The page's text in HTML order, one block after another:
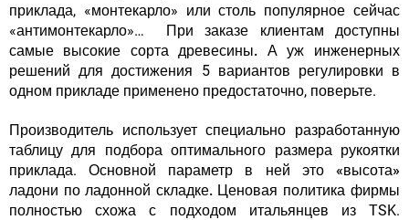
приклада, «монтекарло» или столь популярное сейчас
«антимонтекарло»… При заказе клиентам доступны
самые высокие сорта древесины. А уж инженерных
решений для достижения 5 вариантов регулировки в
одном прикладе применено предостаточно, поверьте.
Производитель использует специально разработанную
таблицу для подбора оптимального размера рукоятки
приклада. Основной параметр в ней это «высота»
ладони по ладонной складке. Ценовая политика фирмы
полностью схожа с подходом итальянцев из TSK.